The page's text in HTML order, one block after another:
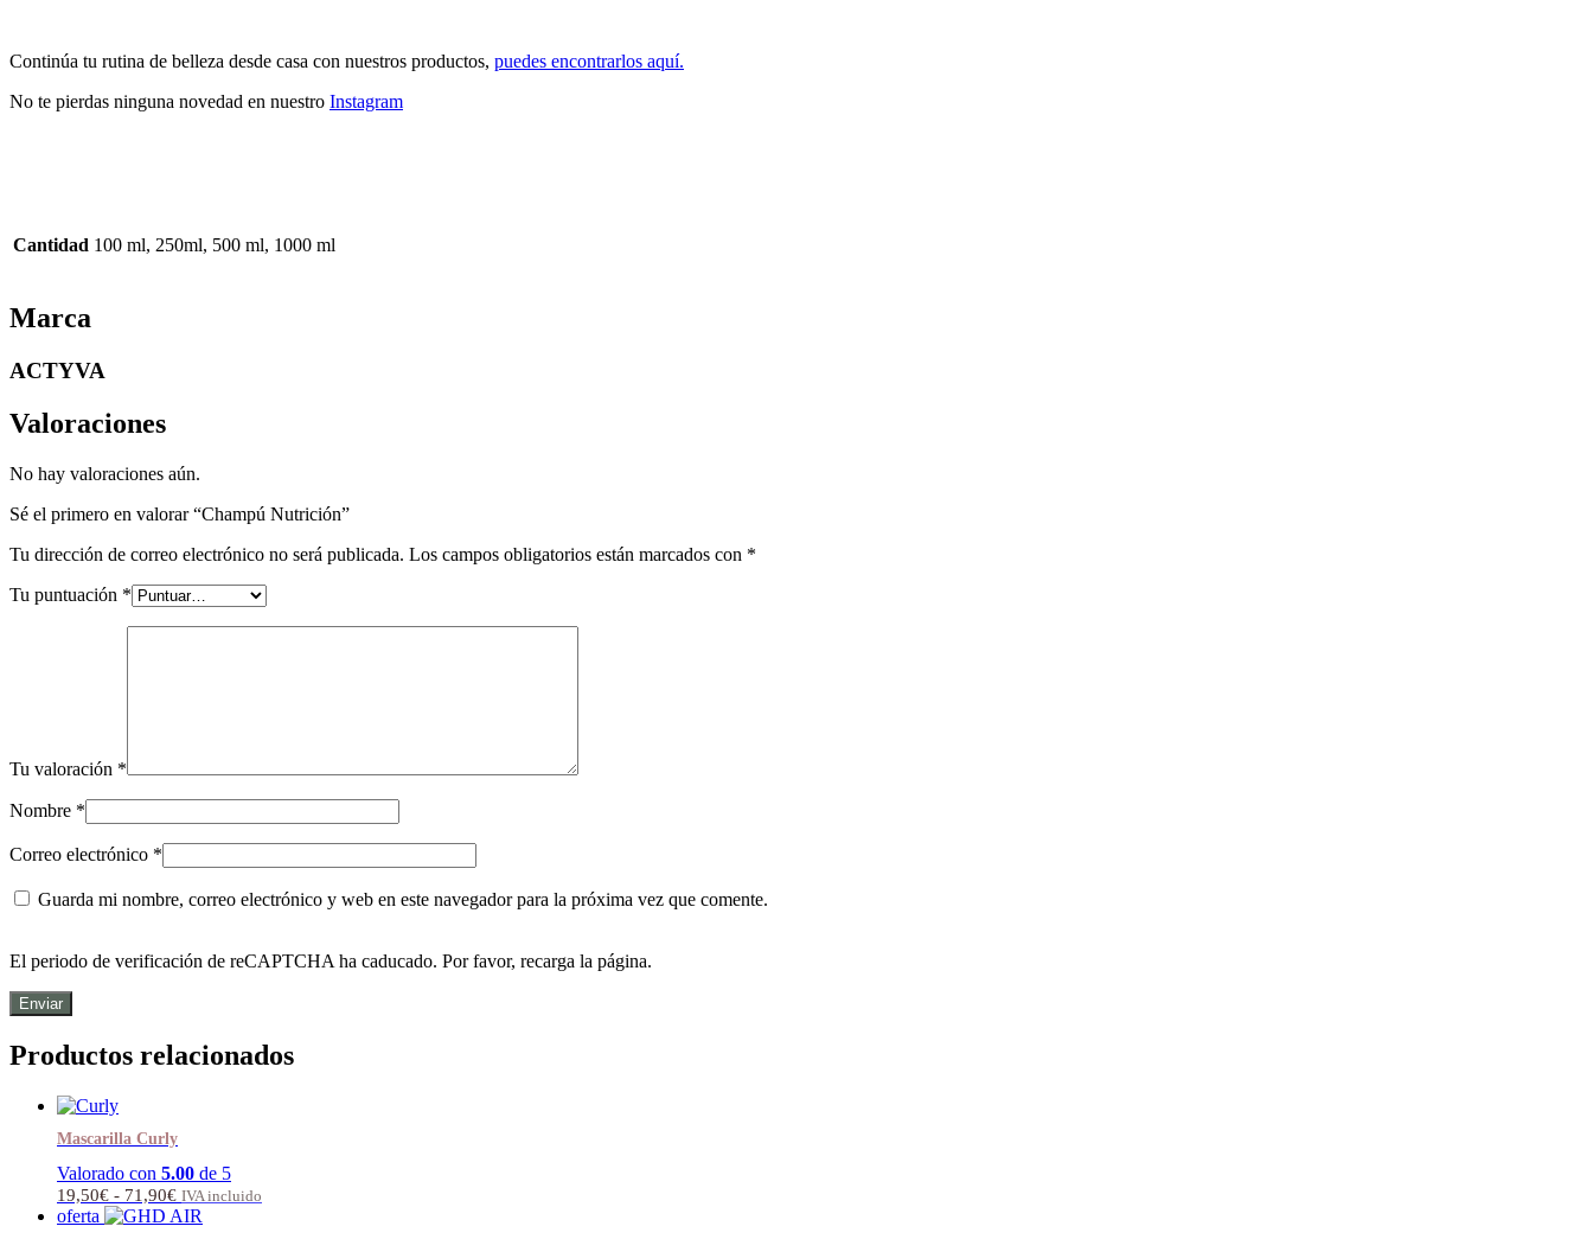
Continúa tu rutina de belleza desde casa con nuestros productos, puedes encontrarlos aquí.
No te pierdas ninguna novedad en nuestro Instagram
Cantidad 100 ml, 250ml, 500 ml, 1000 ml
Marca
ACTYVA
Valoraciones
No hay valoraciones aún.
Sé el primero en valorar “Champú Nutrición”
Tu dirección de correo electrónico no será publicada. Los campos obligatorios están marcados con *
Tu puntuación *
Tu valoración *
Nombre *
Correo electrónico *
Guarda mi nombre, correo electrónico y web en este navegador para la próxima vez que comente.
El periodo de verificación de reCAPTCHA ha caducado. Por favor, recarga la página.
Productos relacionados
Mascarilla Curly
Valorado con 5.00 de 5
19,50€ - 71,90€Rango
de
IVA incluido
oferta